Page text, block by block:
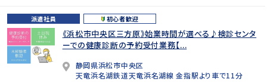
派遣社員 初心者歓迎
《浜松市中央区三方原》始業時間が選べる♪検診センタ
ーでの健康診断の予約受付業務【...
静岡県浜松市中央区
天竜浜名湖鉄道天竜浜名湖線 金指駅より車で11分